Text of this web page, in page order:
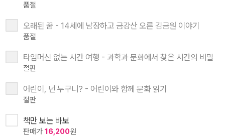
품절
오래된 꿈 - 14세에 남장하고 금강산 오른 김금원 이야기
품절
타임머신 없는 시간 여행 - 과학과 문화에서 찾은 시간의 비밀
절판
어린이, 넌 누구니? - 어린이와 함께 문화 읽기
절판
책만 보는 바보
판매가 16,200원